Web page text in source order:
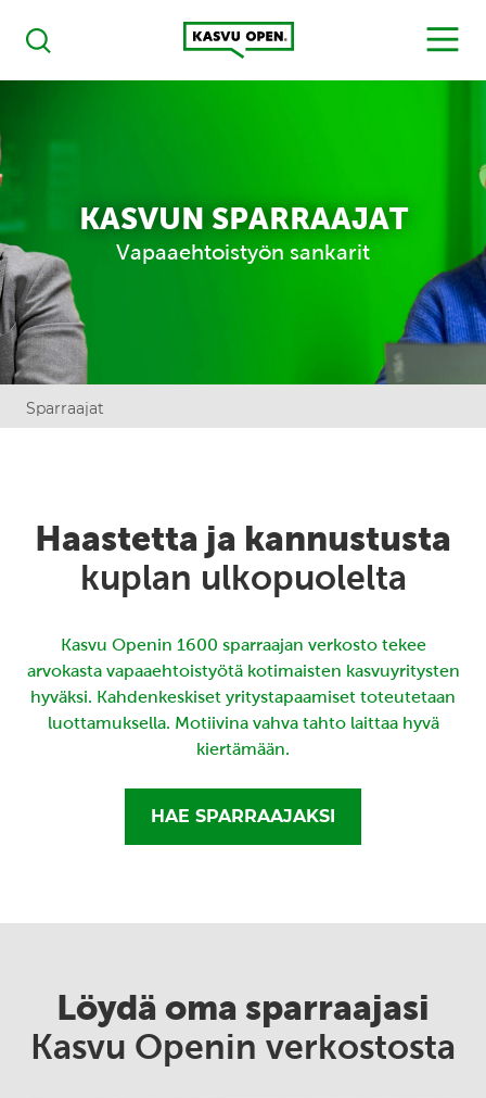
Haku
Kasvu Open
MENU
KASVUN SPARRAAJAT
Vapaaehtoistyön sankarit
Sparraajat
Haastetta ja kannustusta
kuplan ulkopuolelta
Kasvu Openin 1600 sparraajan verkosto tekee
arvokasta vapaaehtoistyötä kotimaisten kasvuyritysten
hyväksi. Kahdenkeskiset yritystapaamiset toteutetaan
luottamuksella. Motiivina vahva tahto laittaa hyvä
kiertämään.
HAE SPARRAAJAKSI
Löydä oma sparraajasi
Kasvu Openin verkostosta